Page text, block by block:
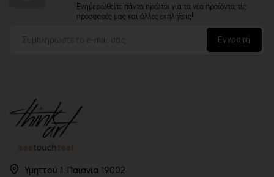
Ενημερωθείτε πάντα πρώτοι για τα νέα προϊόντα, τις
προσφορές μας και άλλες εκπλήξεις!
Εγγραφή
Υμηττού 1, Παιανία 19002